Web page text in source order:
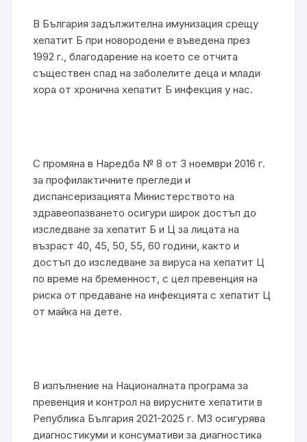
В България задължителна имунизация срещу
хепатит Б при новородени е въведена през
1992 г., благодарение на което се отчита
съществен спад на заболелите деца и млади
хора от хронична хепатит Б инфекция у нас.
С промяна в Наредба № 8 от 3 ноември 2016 г.
за профилактичните прегледи и
диспансеризацията Министерството на
здравеопазването осигури широк достъп до
изследване за хепатит Б и Ц за лицата на
възраст 40, 45, 50, 55, 60 години, както и
достъп до изследване за вируса на хепатит Ц
по време на бременност, с цел превенция на
риска от предаване на инфекцията с хепатит Ц
от майка на дете.
В изпълнение на Националната програма за
превенция и контрол на вирусните хепатити в
Република България 2021-2025 г. МЗ осигурява
диагностикуми и консумативи за диагностика